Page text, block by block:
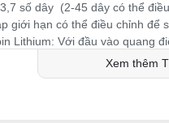
số dây (2-45 dây có thể
giới hạn có thể điều chỉnh để
Lithium: Với đầu vào quang
hở tối đa PV 0-230V
Xem thêm